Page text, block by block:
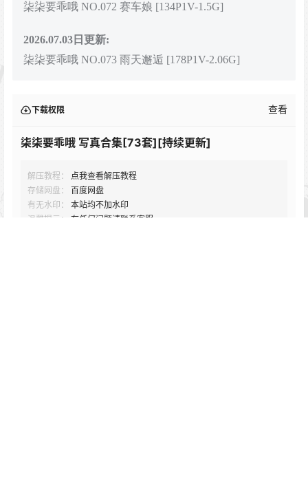
柒柒要乖哦 NO.072 赛车娘 [134P1V-1.5G]
2026.07.03日更新:
柒柒要乖哦 NO.073 雨天邂逅 [178P1V-2.06G]
下载权限 查看
柒柒要乖哦 写真合集[73套][持续更新]
解压教程：
点我查看解压教程
存储网盘：
百度网盘
有无水印：
本站均不加水印
温馨提示：
有任何问题请联系客服